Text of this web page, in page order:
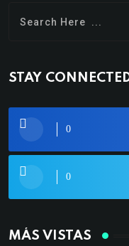
STAY
0
0
MÁS VISTAS